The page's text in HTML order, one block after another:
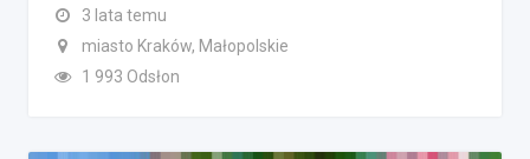
3 lata temu
miasto Kraków, Małopolskie
1 993 Odsłon